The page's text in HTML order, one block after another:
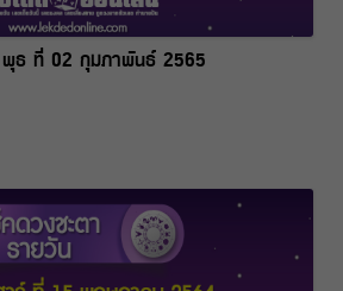
ธ ที่ 02 กุมภาพันธ์ 2565